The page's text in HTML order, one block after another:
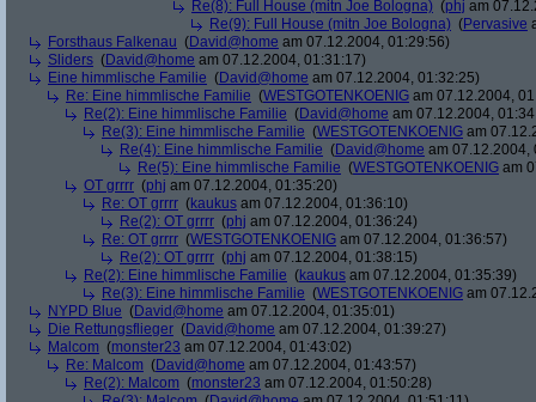
Re(8): Full House (mitn Joe Bologna) (phj am
Re(9): Full House (mitn Joe Bologna) (Pervasive
Forsthaus Falkenau (David@home am 07.12.2004, 01:29:56)
Sliders (David@home am 07.12.2004, 01:31:17)
Eine himmlische Familie (David@home am 07.12.2004, 01:32:25)
Re: Eine himmlische Familie (WESTGOTENKOENIG am 07.12.2004,
Re(2): Eine himmlische Familie (David@home am 07.12.2004,
Re(3): Eine himmlische Familie (WESTGOTENKOENIG am
Re(4): Eine himmlische Familie (David@home am 07.12.2004,
Re(5): Eine himmlische Familie (WESTGOTENKOENIG am
OT grrrr (phj am 07.12.2004, 01:35:20)
Re: OT grrrr (kaukus am 07.12.2004, 01:36:10)
Re(2): OT grrrr (phj am 07.12.2004, 01:36:24)
Re: OT grrrr (WESTGOTENKOENIG am 07.12.2004, 01:36:57)
Re(2): OT grrrr (phj am 07.12.2004, 01:38:15)
Re(2): Eine himmlische Familie (kaukus am 07.12.2004, 01:35:39)
Re(3): Eine himmlische Familie (WESTGOTENKOENIG am
NYPD Blue (David@home am 07.12.2004, 01:35:01)
Die Rettungsflieger (David@home am 07.12.2004, 01:39:27)
Malcom (monster23 am 07.12.2004, 01:43:02)
Re: Malcom (David@home am 07.12.2004, 01:43:57)
Re(2): Malcom (monster23 am 07.12.2004, 01:50:28)